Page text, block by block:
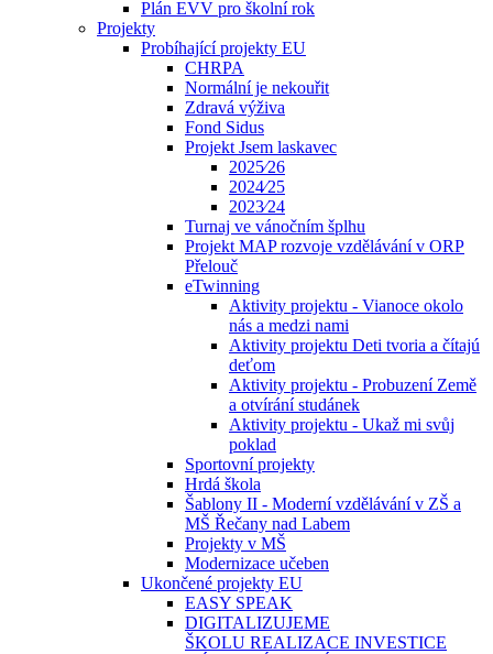
Plán EVV pro školní rok
Projekty
Probíhající projekty EU
CHRPA
Normální je nekouřit
Zdravá výživa
Fond Sidus
Projekt Jsem laskavec
2025⁄26
2024⁄25
2023⁄24
Turnaj ve vánočním šplhu
Projekt MAP rozvoje vzdělávání v ORP
Přelouč
eTwinning
Aktivity projektu - Vianoce okolo
nás a medzi nami
Aktivity projektu Deti tvoria a čítajú
deťom
Aktivity projektu - Probuzení Země
a otvírání studánek
Aktivity projektu - Ukaž mi svůj
poklad
Sportovní projekty
Hrdá škola
Šablony II - Moderní vzdělávání v ZŠ a
MŠ Řečany nad Labem
Projekty v MŠ
Modernizace učeben
Ukončené projekty EU
EASY SPEAK
DIGITALIZUJEME
ŠKOLU REALIZACE INVESTICE